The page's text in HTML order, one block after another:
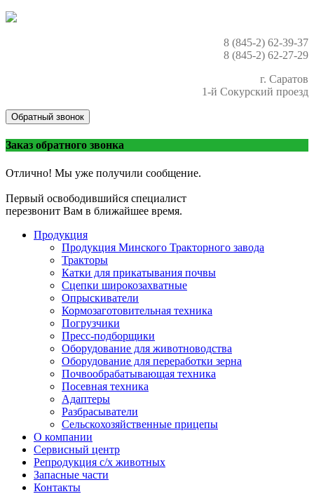
8 (845-2) 62-39-37
8 (845-2) 62-27-29
г. Саратов
1-й Сокурский проезд
Обратный звонок
Заказ обратного звонка
Отлично! Мы уже получили сообщение.
Первый освободившийся специалист
перезвонит Вам в ближайшее время.
Продукция
Продукция Минского Тракторного завода
Тракторы
Катки для прикатывания почвы
Сцепки широкозахватные
Опрыскиватели
Кормозаготовительная техника
Погрузчики
Пресс-подборщики
Оборудование для животноводства
Оборудование для переработки зерна
Почвообрабатывающая техника
Посевная техника
Адаптеры
Разбрасыватели
Сельскохозяйственные прицепы
О компании
Сервисный центр
Репродукция с/х животных
Запасные части
Контакты